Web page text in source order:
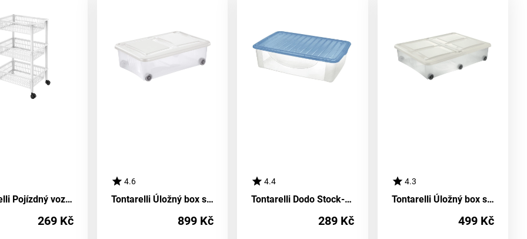
Tontarelli Pojízdný vozík Mito 3, bílá
269 Kč
4.6
Tontarelli Úložný box s víkem Stockbox 61 l, transparentní/bílá
899 Kč
4.4
Tontarelli Dodo Stock-Box s víkem 27 l, transparentní/modrá
289 Kč
4.3
Tontarelli Úložný box s víkem Stockbox 28 l, transparentní/bílá
499 Kč